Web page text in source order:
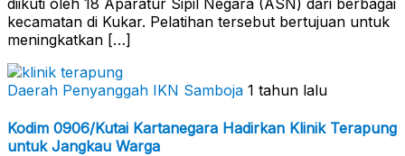
diikuti oleh 18 Aparatur Sipil Negara (ASN) dari berbagai
kecamatan di Kukar. Pelatihan tersebut bertujuan untuk
meningkatkan […]
Daerah Penyanggah IKN Samboja 1 tahun lalu
Kodim 0906/Kutai Kartanegara Hadirkan Klinik Terapung
untuk Jangkau Warga